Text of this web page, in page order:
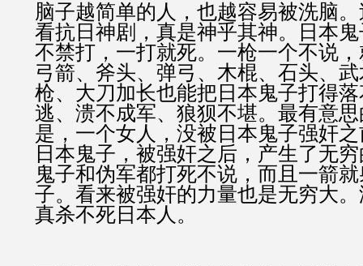
脑子越简单的人，也越容易被洗脑
看抗日神剧，真是神乎其神。日本
不禁打，一打就死。一枪一个不说
弓箭、斧头、弹弓、木棍、石头、
枪、大刀加长也能把日本鬼子打得
逃、溃不成军、狼狈不堪。最有意
是，一个女人，没被日本鬼子强奸
日本鬼子，被强奸之后，产生了无
鬼子和伪军都打死不说，而且一箭
子。看来被强奸的力量也是无穷大
真杀不死日本人。